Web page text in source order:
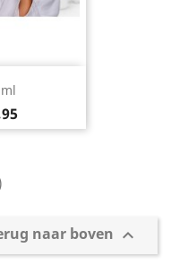
naar boven 